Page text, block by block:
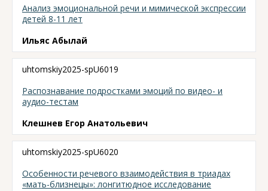
Анализ эмоциональной речи и мимической экспрессии
детей 8-11 лет
Ильяс Абылай
uhtomskiy2025-spU6019
Распознавание подростками эмоций по видео- и
аудио-тестам
Клешнев Егор Анатольевич
uhtomskiy2025-spU6020
Особенности речевого взаимодействия в триадах
«мать-близнецы»: лонгитюдное исследование